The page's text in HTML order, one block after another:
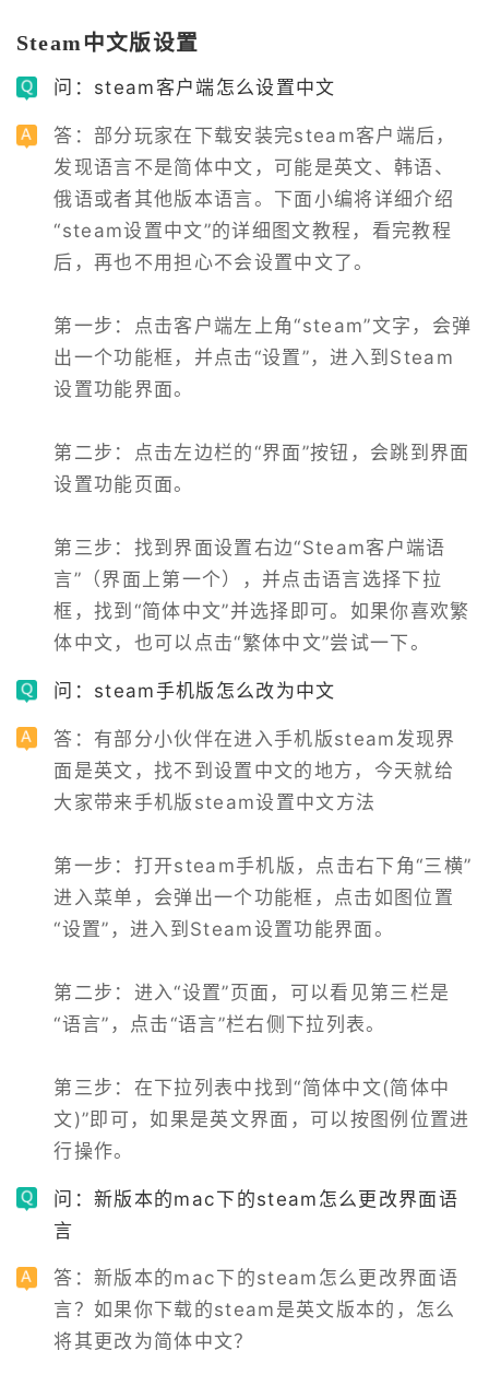
Steam中文版设置
问：steam客户端怎么设置中文
答：部分玩家在下载安装完steam客户端后，
发现语言不是简体中文，可能是英文、韩语、
俄语或者其他版本语言。下面小编将详细介绍
“steam设置中文”的详细图文教程，看完教程
后，再也不用担心不会设置中文了。
第一步：点击客户端左上角“steam”文字，会弹
出一个功能框，并点击“设置”，进入到Steam
设置功能界面。
第二步：点击左边栏的“界面”按钮，会跳到界面
设置功能页面。
第三步：找到界面设置右边“Steam客户端语
言”（界面上第一个），并点击语言选择下拉
框，找到“简体中文”并选择即可。如果你喜欢繁
体中文，也可以点击“繁体中文”尝试一下。
问：steam手机版怎么改为中文
答：有部分小伙伴在进入手机版steam发现界
面是英文，找不到设置中文的地方，今天就给
大家带来手机版steam设置中文方法
第一步：打开steam手机版，点击右下角“三横”
进入菜单，会弹出一个功能框，点击如图位置
“设置”，进入到Steam设置功能界面。
第二步：进入“设置”页面，可以看见第三栏是
“语言”，点击“语言”栏右侧下拉列表。
第三步：在下拉列表中找到“简体中文(简体中
文)”即可，如果是英文界面，可以按图例位置进
行操作。
问：新版本的mac下的steam怎么更改界面语
言
答：新版本的mac下的steam怎么更改界面语
言？如果你下载的steam是英文版本的，怎么
将其更改为简体中文？